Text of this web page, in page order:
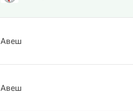
Авеш
Авеш